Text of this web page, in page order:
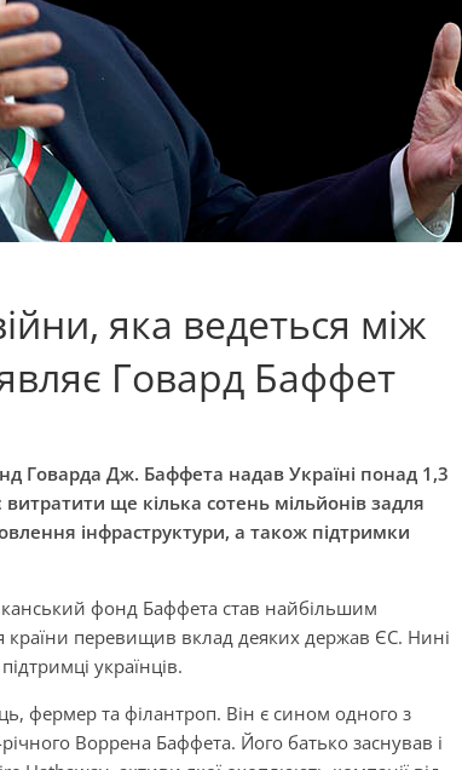
яка ведеться між
Говард Баффет
Говарда Дж. Баффета надав Україні понад 1,3
ще кілька сотень мільйонів задля
інфраструктури, а також підтримки
фонд Баффета став найбільшим
країни перевищив вклад деяких держав ЄС. Нині
українців.
фермер та філантроп. Він є сином одного з
Воррена Баффета. Його батько заснував і